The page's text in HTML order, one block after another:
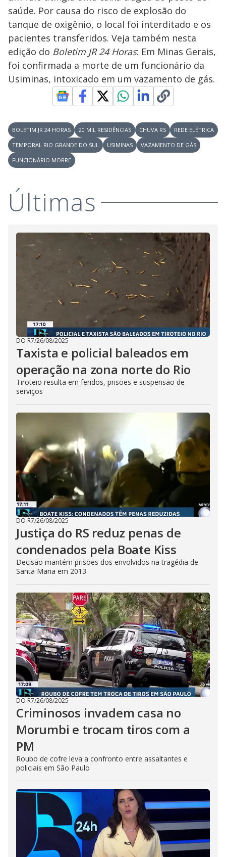
i
d
e
o
saúde. Por causa do risco de explosão do
tanque de oxigênio, o local foi interditado e os
pacientes transferidos. Veja também nesta
edição do Boletim JR 24 Horas: Em Minas Gerais,
foi confirmada a morte de um funcionário da
Usiminas, intoxicado em um vazamento de gás.
BOLETIM JR 24 HORAS 20 MIL RESIDÊNCIAS CHUVA RS
REDE ELÉTRICA
TEMPORAL RIO GRANDE DO SUL
USIMINAS
VAZAMENTO DE GÁS
FUNCIONÁRIO MORRE
Últimas
DO R7/26/08/2025
Taxista e policial baleados em
operação na zona norte do Rio
Tiroteio resulta em feridos, prisões e suspensão de
serviços
DO R7/26/08/2025
Justiça do RS reduz penas de
condenados pela Boate Kiss
Decisão mantém prisões dos envolvidos na tragédia de
Santa Maria em 2013
DO R7/26/08/2025
Criminosos invadem casa no
Morumbi e trocam tiros com a
PM
Roubo de cofre leva a confronto entre assaltantes e
policiais em São Paulo